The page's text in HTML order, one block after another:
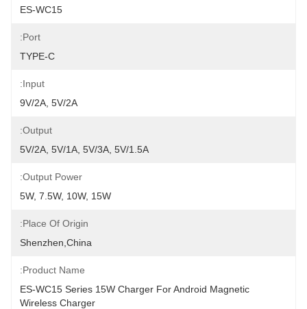
ES-WC15
Port:
TYPE-C
Input:
9V/2A, 5V/2A
Output:
5V/2A, 5V/1A, 5V/3A, 5V/1.5A
Output Power:
5W, 7.5W, 10W, 15W
Place Of Origin:
Shenzhen,China
Product Name:
ES-WC15 Series 15W Charger For Android Magnetic
Wireless Charger